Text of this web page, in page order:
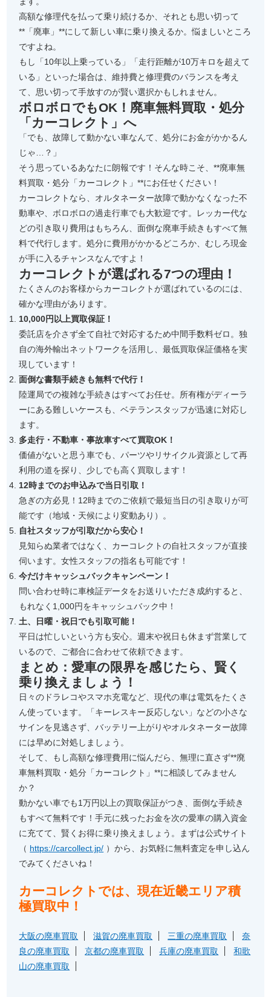
高額な修理代を払って乗り続けるか、それとも思い切って
**「廃車」**にして新しい車に乗り換えるか。悩ましいところ
ですよね。
もし「10年以上乗っている」「走行距離が10万キロを超えて
いる」といった場合は、維持費と修理費のバランスを考え
て、思い切って手放すのが賢い選択かもしれません。
ボロボロでもOK！廃車無料買取・処分
「カーコレクト」へ
「でも、故障して動かない車なんて、処分にお金がかかるん
じゃ…？」
そう思っているあなたに朗報です！そんな時こそ、**廃車無
料買取・処分「カーコレクト」**にお任せください！
カーコレクトなら、オルタネーター故障で動かなくなった不
動車や、ボロボロの過走行車でも大歓迎です。レッカー代な
どの引き取り費用はもちろん、面倒な廃車手続きもすべて無
料で代行します。処分に費用がかかるどころか、むしろ現金
が手に入るチャンスなんですよ！
カーコレクトが選ばれる7つの理由！
たくさんのお客様からカーコレクトが選ばれているのには、
確かな理由があります。
10,000円以上買取保証！
委託店を介さず全て自社で対応するため中間手数料ゼロ。独
自の海外輸出ネットワークを活用し、最低買取保証価格を実
現しています！
面倒な書類手続きも無料で代行！
陸運局での複雑な手続きはすべてお任せ。所有権がディーラ
ーにある難しいケースも、ベテランスタッフが迅速に対応し
ます。
多走行・不動車・事故車すべて買取OK！
価値がないと思う車でも、パーツやリサイクル資源として再
利用の道を探り、少しでも高く買取します！
12時までのお申込みで当日引取！
急ぎの方必見！12時までのご依頼で最短当日の引き取りが可
能です（地域・天候により変動あり）。
自社スタッフが引取だから安心！
見知らぬ業者ではなく、カーコレクトの自社スタッフが直接
伺います。女性スタッフの指名も可能です！
今だけキャッシュバックキャンペーン！
問い合わせ時に車検証データをお送りいただき成約すると、
もれなく1,000円をキャッシュバック中！
土、日曜・祝日でも引取可能！
平日は忙しいという方も安心。週末や祝日も休まず営業して
いるので、ご都合に合わせて依頼できます。
まとめ：愛車の限界を感じたら、賢く
乗り換えましょう！
日々のドラレコやスマホ充電など、現代の車は電気をたくさ
ん使っています。「キーレスキー反応しない」などの小さな
サインを見逃さず、バッテリー上がりやオルタネーター故障
には早めに対処しましょう。
そして、もし高額な修理費用に悩んだら、無理に直さず**廃
車無料買取・処分「カーコレクト」**に相談してみません
か？
動かない車でも1万円以上の買取保証がつき、面倒な手続き
もすべて無料です！手元に残ったお金を次の愛車の購入資金
に充てて、賢くお得に乗り換えましょう。まずは公式サイト
（ https://carcollect.jp/ ）から、お気軽に無料査定を申し込ん
でみてくださいね！
カーコレクトでは、現在近畿エリア積
極買取中！
大阪の廃車買取 滋賀の廃車買取 三重の廃車買取
奈
良の廃車買取
京都の廃車買取 兵庫の廃車買取
和歌
山の廃車買取